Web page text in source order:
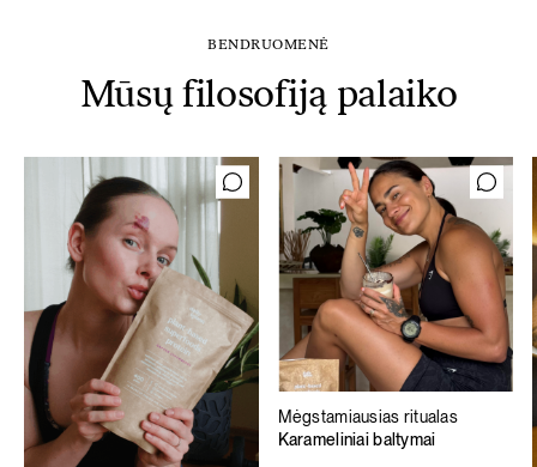
BENDRUOMENĖ
Mūsų filosofiją palaiko
Mėgstamiausias ritualas
Karameliniai baltymai